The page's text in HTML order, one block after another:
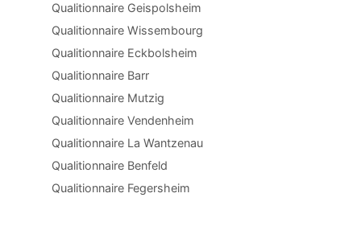
Qualitionnaire Geispolsheim
Qualitionnaire Wissembourg
Qualitionnaire Eckbolsheim
Qualitionnaire Barr
Qualitionnaire Mutzig
Qualitionnaire Vendenheim
Qualitionnaire La Wantzenau
Qualitionnaire Benfeld
Qualitionnaire Fegersheim